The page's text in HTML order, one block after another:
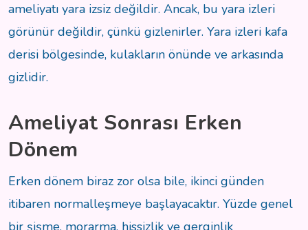
ameliyatı yara izsiz değildir. Ancak, bu yara izleri
görünür değildir, çünkü gizlenirler. Yara izleri kafa
derisi bölgesinde, kulakların önünde ve arkasında
gizlidir.
Ameliyat Sonrası Erken
Dönem
Erken dönem biraz zor olsa bile, ikinci günden
itibaren normalleşmeye başlayacaktır. Yüzde genel